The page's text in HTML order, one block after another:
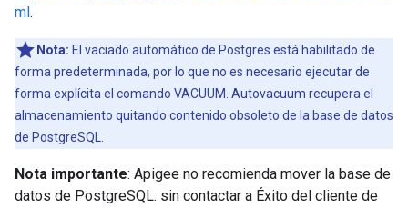
ml.
Nota: El vaciado automático de Postgres está habilitado de
forma predeterminada, por lo que no es necesario ejecutar de
forma explícita el comando VACUUM. Autovacuum recupera el
almacenamiento quitando contenido obsoleto de la base de datos
de PostgreSQL.
Nota importante: Apigee no recomienda mover la base de
datos de PostgreSQL. sin contactar a Éxito del cliente de